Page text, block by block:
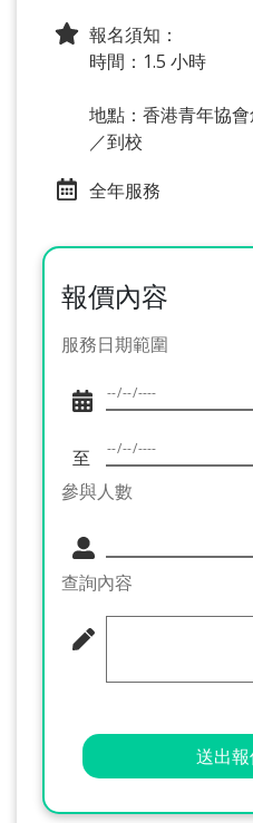
報名須知：
時間：1.5 小時
地點：香港青年協
／到校
全年服務
報價內容
服務日期範圍
至
參與人數
查詢內容
送出